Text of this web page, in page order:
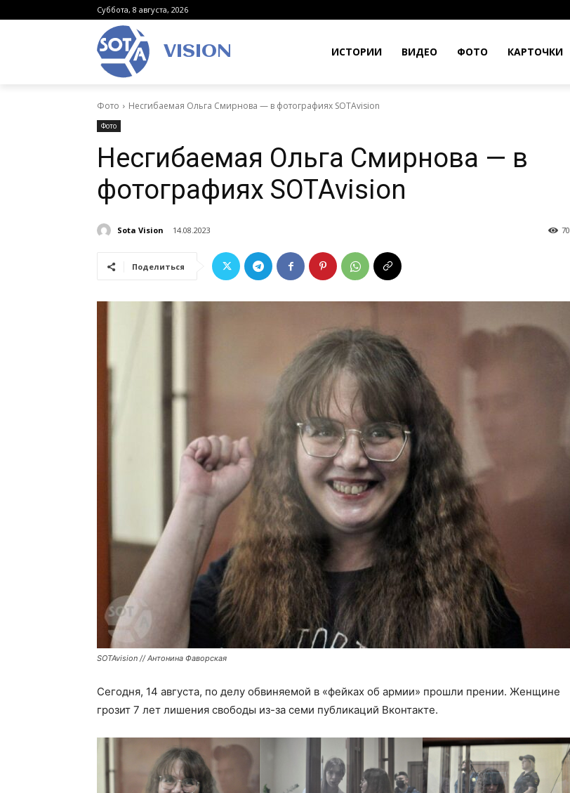
Суббота, 8 августа, 2026
VISION ИСТОРИИ ВИДЕО ФОТО КАРТОЧКИ
Фото Несгибаемая Ольга Смирнова — в фотографиях SOTAvision
Фото
Несгибаемая Ольга Смирнова — в
фотографиях SOTAvision
Sota Vision 14.08.2023 70
Поделиться
SOTAvision // Антонина Фаворская
Сегодня, 14 августа, по делу обвиняемой в «фейках об армии» прошли прении. Женщине
грозит 7 лет лишения свободы из-за семи публикаций Вконтакте.